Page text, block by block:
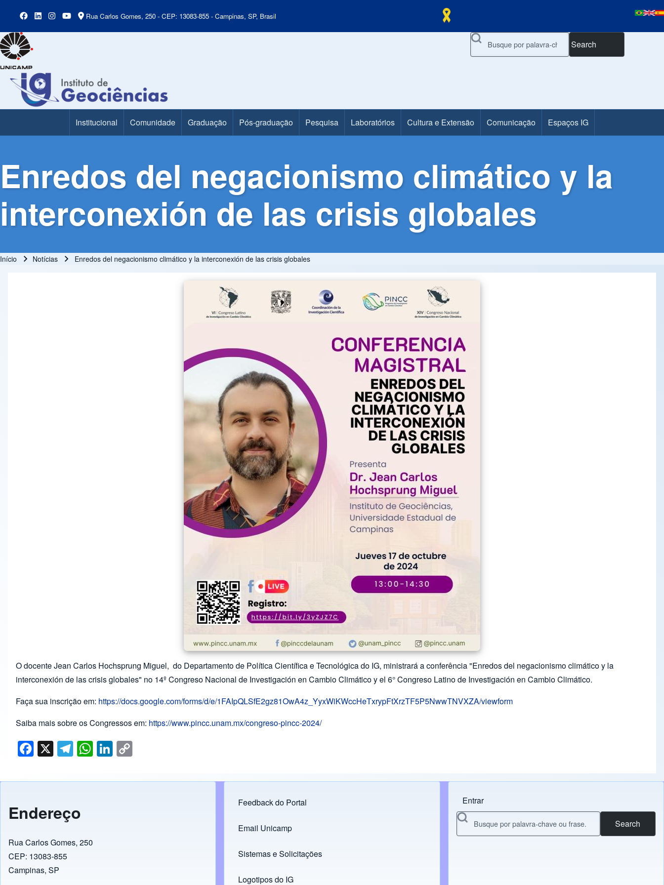
Rua Carlos Gomes, 250 - CEP: 13083-855 - Campinas, SP, Brasil
Search
Main MenuInstitucional Comunidade Graduação Pós-graduação Pesquisa Laboratórios Cultura e Extensão Comunicação Espaços IG
Enredos del negacionismo climático y la
interconexión de las crisis globales
Início Notícias Enredos del negacionismo climático y la interconexión de las crisis globales
O docente Jean Carlos Hochsprung Miguel, do Departamento de Política Científica e Tecnológica do IG, ministrará a conferência "Enredos del negacionismo climático y la
interconexión de las crisis globales" no 14º Congreso Nacional de Investigación en Cambio Climático y el 6° Congreso Latino de Investigación en Cambio Climático.
Faça sua inscrição em: https://docs.google.com/forms/d/e/1FAIpQLSfE2gz81OwA4z_YyxWiKWccHeTxrypFtXrzTF5P5NwwTNVXZA/viewform
Saiba mais sobre os Congressos em: https://www.pincc.unam.mx/congreso-pincc-2024/
F
a
c
b
o
o
k
X T
el
e
a
m
W
h
at
Li
n
k p
Endereço
Rua Carlos Gomes, 250
CEP: 13083-855
Campinas, SP
Footer menu
Feedback do Portal
Links
Email Unicamp
(opens in new tab)
Sistemas e Solicitações
(opens in new tab)
Logotipos do IG
(opens in new tab)
Menu do usuário
Entrar
Search